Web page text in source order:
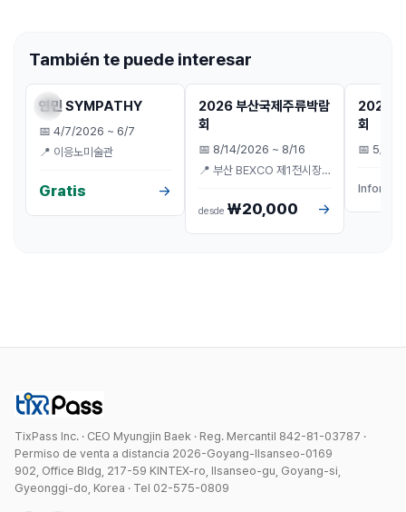
También te puede interesar
Reservar
전시
연민 SYMPATHY
📅 4/7/2026 ~ 6/7
📍 이응노미술관
Gratis →
Reservar
전시 D-5
2026 부산국제주류박람
회
📅 8/14/2026 ~ 8/16
📍 부산 BEXCO 제1전시장
desde ₩20,000 →
2026 서
회
📅 5/1/
TixPass Inc. · CEO Myungjin Baek · Reg. Mercantil 842-81-03787 ·
Permiso de venta a distancia 2026-Goyang-Ilsanseo-0169
902, Office Bldg, 217-59 KINTEX-ro, Ilsanseo-gu, Goyang-si,
Gyeonggi-do, Korea · Tel 02-575-0809